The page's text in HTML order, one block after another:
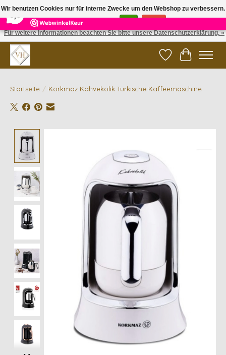
5 Reviews ×
✓ Gratis verzending vanaf €200 | ✓ 14 dagen retourneren
Wunschzettel
Ihr
Startseite / Korkmaz Kahvekolik Türkische Kaffeemaschine
Wir benutzen Cookies nur für interne Zwecke um den Webshop zu verbessern.
Ist das in Ordnung?
Für weitere Informationen beachten Sie bitte unsere Datenschutzerklärung. »